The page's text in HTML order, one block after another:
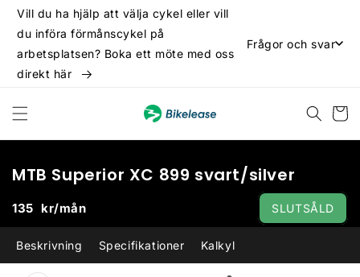
vidare
innehåll
Vill du ha hjälp att välja cykel eller vill
du införa förmånscykel på
arbetsplatsen? Boka ett möte med oss
direkt här
Frågor och svar
MTB Superior XC 899 svart/silver
135 kr/mån SLUTSÅLD
Beskrivning Specifikationer Kalkyl
vidare till